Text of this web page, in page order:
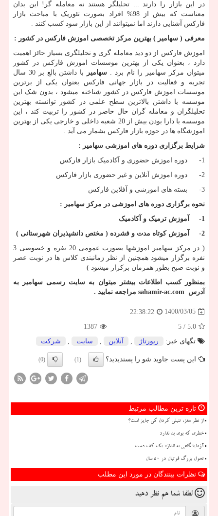
در این بازار را دارند ... تحلیلگر هستند نه معامله گر! این بدان
معناست که بیش از 98% افراد بصورت تئوریک با مباحث بازار
فارکس آشنایی دارند اما نمیتوانند از این بازار سود کسب کنند .
معرفی ( سهامیر ) بهترین مرکز تخصصی اموزش فارکس در کشور :
اموزش فارکس از دو دید معامله گری و تحلیلگری بسیاز حائز اهمیت
دارد ، بعنوان یکی از بهترین موسسات اموزش فارکس در کشور
میتوان مرکز سهامیر را نام برد . سهامیر
با داشتن بالغ بر 30 سال
تجربه و فعالیت در بازار جهانی فارکس بعنوان یکی از برترین
موسسات اموزش فارکس در کشور شناخته میشود ، بدون شک این
موسسه با داشتن بالاترین سطح علمی در کشور توانسته بهترین
تحلیلگران و معامله گران حال حاضر در کشور را تربیت کند ، این
موسسه با دارا بودن بیش از 20 شعبه داخلی و خارجی یکی از بهترین
اموزشگاه ها در حوزه بازار فارکس بشمار می آید .
شرایط برگزاری دوره های اموزشی سهامیر :
1- دوره اموزش حضوری و آکادمیک بازار فارکس
2- دوره اموزش آنلاین و غیر حضوری بازار فارکس
3- بسته های اموزشی و آفلاین فارکس
نحوه برگزاری دوره های اموزشی در مرکز سهامیر :
1-
آموزش ترمیک و آکادمیک
2-
آموزش کوتاه مدت و فشرده ( مختص دانشپذیران شهرستانی )
( در مرکز سهامیر اموزشها بصورت عمومی 20 نفره و خصوصی 3
نفره برگزار میشود همچنین از نظر زمانبندی کلاس ها در نوبت عصر
و نوبت صبح بطور همزمان برکزار میشود )
بمنظور کسب اطلاعات بیشتر میتوان به سایت رسمی سهامیر به
آدرس sahamir-ac.com مراجعه نمایید .
1400/03/05
22:38:22
5.0
/ 5
1387
تگهای خبر:
رپورتاژ , آنلاین , سایت , شركت
این پست جاوید شو را پسندیدید؟ (1)
(0)
تازه ترین مطالب مرتبط
از نظر مغز، تنبلی کردن کی جایز است؟
خطری که بوی بد ندارد
آزمایشگاهی به اندازه یک کف دست
تحول بزرگ فوتبال در ۵۰ سال
نظرات بینندگان در مورد این مطلب
لطفا شما هم نظر دهید